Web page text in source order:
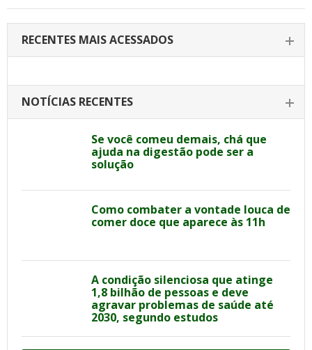
RECENTES MAIS ACESSADOS
NOTÍCIAS RECENTES
Se você comeu demais, chá que
ajuda na digestão pode ser a
solução
Como combater a vontade louca de
comer doce que aparece às 11h
A condição silenciosa que atinge
1,8 bilhão de pessoas e deve
agravar problemas de saúde até
2030, segundo estudos